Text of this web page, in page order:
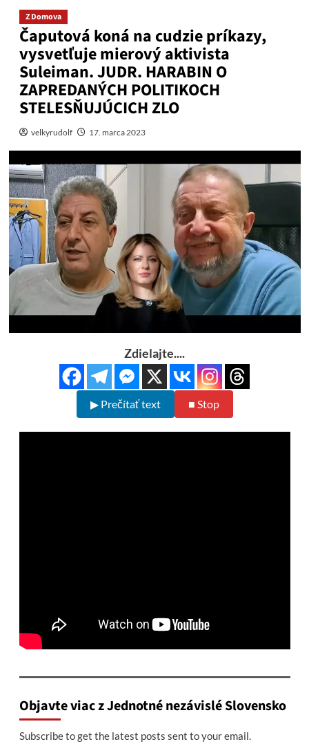
Z Domova
Čaputová koná na cudzie príkazy,
vysvetľuje mierový aktivista
Suleiman. JUDR. HARABIN O
ZAPREDANÝCH POLITIKOCH
STELESŇUJÚCICH ZLO
velkyrudolf 17. marca 2023
Zdielajte....
▶ Prečítať text ■ Stop
Objavte viac z Jednotné nezávislé Slovensko
Subscribe to get the latest posts sent to your email.